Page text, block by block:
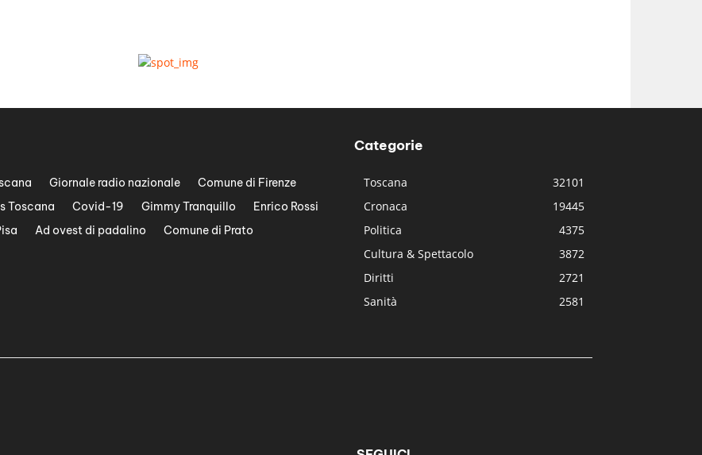
Giornale radio nazionale
Comune di Firenze
Toscana Covid-19 Gimmy Tranquillo
Enrico Rossi
Ad ovest di padalino
Comune di Prato
Categorie
Toscana
32101
Cronaca
19445
Politica
4375
Cultura & Spettacolo
3872
Diritti
2721
Sanità
2581